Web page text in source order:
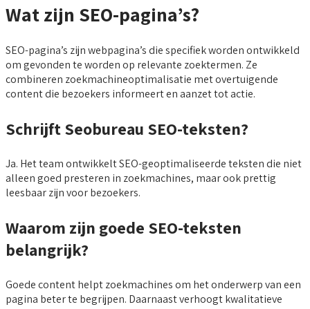
Wat zijn SEO-pagina’s?
SEO-pagina’s zijn webpagina’s die specifiek worden ontwikkeld
om gevonden te worden op relevante zoektermen. Ze
combineren zoekmachineoptimalisatie met overtuigende
content die bezoekers informeert en aanzet tot actie.
Schrijft Seobureau SEO-teksten?
Ja. Het team ontwikkelt SEO-geoptimaliseerde teksten die niet
alleen goed presteren in zoekmachines, maar ook prettig
leesbaar zijn voor bezoekers.
Waarom zijn goede SEO-teksten
belangrijk?
Goede content helpt zoekmachines om het onderwerp van een
pagina beter te begrijpen. Daarnaast verhoogt kwalitatieve